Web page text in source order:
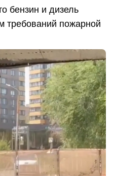
бензин и дизель
требований пожарной